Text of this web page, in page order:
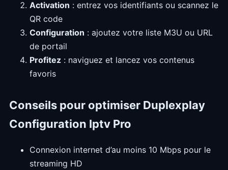
Activation : entrez vos identifiants ou scannez le
QR code
Configuration : ajoutez votre liste M3U ou URL
de portail
Profitez : naviguez et lancez vos contenus
favoris
Conseils pour optimiser Duplexplay
Configuration Iptv Pro
Connexion internet d’au moins 10 Mbps pour le
streaming HD